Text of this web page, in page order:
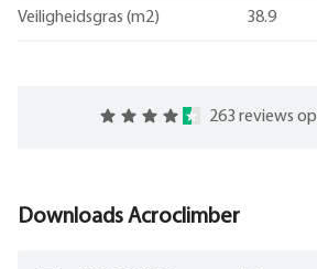
Veiligheidsgras (m2) 38.9
263 reviews op
Downloads Acroclimber